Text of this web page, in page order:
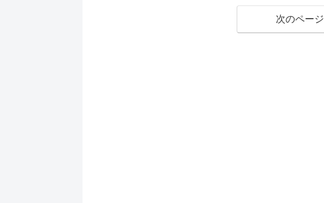
次のページ